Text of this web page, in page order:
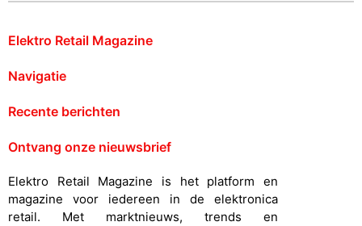
Elektro Retail Magazine
Navigatie
Recente berichten
Ontvang onze nieuwsbrief
Elektro Retail Magazine is het platform en
magazine voor iedereen in de elektronica
retail. Met marktnieuws, trends en